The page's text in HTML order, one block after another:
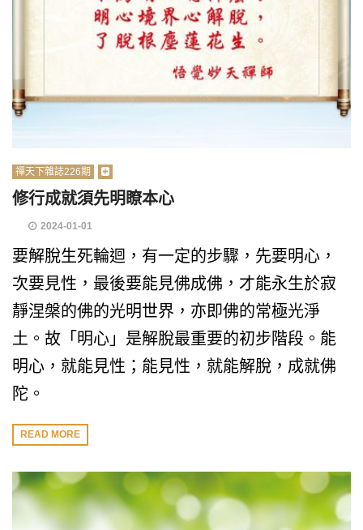
禪天下雜誌226期
修行成就須先明瞭本心
2024-01-01
要解脫生死輪迴，有一定的步驟，先要明心，
次要見性，最後要能見佛成佛，才能永生於寂
靜涅槃的佛的光明世界，亦即佛的常極光淨
土。故「明心」是解脫最重要的初步階段。能
明心，就能見性；能見性，就能解脫，成就佛
陀。
READ MORE